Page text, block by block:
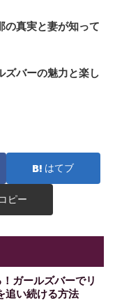
の真実と妻が知って
ズバーの魅力と楽し
はてブ
コピー
ガールズバーでリ
追い続ける方法